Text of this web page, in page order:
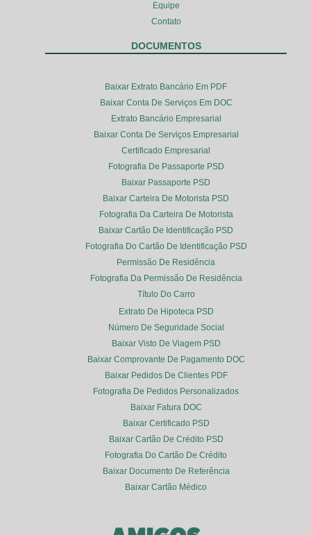
Equipe
Contato
DOCUMENTOS
Baixar Extrato Bancário Em PDF
Baixar Conta De Serviços Em DOC
Extrato Bancário Empresarial
Baixar Conta De Serviços Empresarial
Certificado Empresarial
Fotografia De Passaporte PSD
Baixar Passaporte PSD
Baixar Carteira De Motorista PSD
Fotografia Da Carteira De Motorista
Baixar Cartão De Identificação PSD
Fotografia Do Cartão De Identificação PSD
Permissão De Residência
Fotografia Da Permissão De Residência
Título Do Carro
Extrato De Hipoteca PSD
Número De Seguridade Social
Baixar Visto De Viagem PSD
Baixar Comprovante De Pagamento DOC
Baixar Pedidos De Clientes PDF
Fotografia De Pedidos Personalizados
Baixar Fatura DOC
Baixar Certificado PSD
Baixar Cartão De Crédito PSD
Fotografia Do Cartão De Crédito
Baixar Documento De Referência
Baixar Cartão Médico